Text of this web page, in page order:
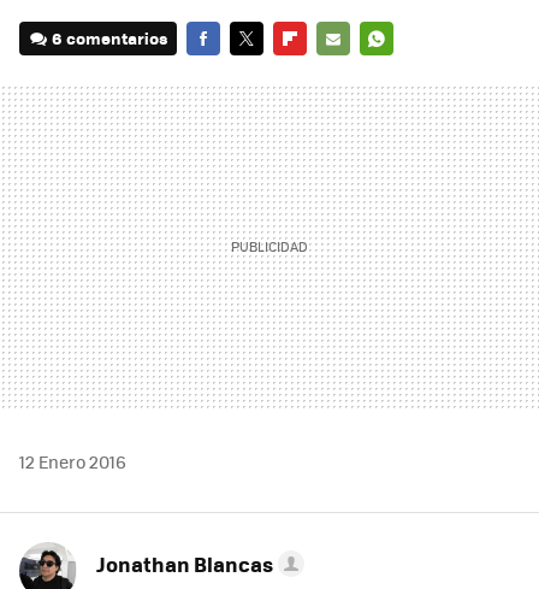
6 comentarios
MAIL
12 Enero 2016
Jonathan Blancas